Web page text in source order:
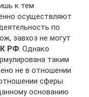
к тем
осуществляют
по
завхоз не могут
РФ . Однако
таким
не в отношении
сферы
основанию